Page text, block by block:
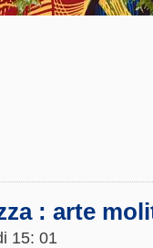
: arte
15: 01